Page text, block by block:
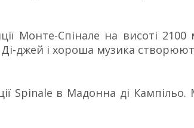
Монте-Спінале на висоті
джей і хороша музика
Spinale в Мадонна ді